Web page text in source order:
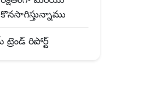
రిపోర్ట్